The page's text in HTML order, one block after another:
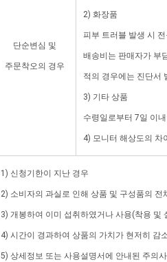
단순변심 및
주문착오의 경우
2) 화장품
피부 트러블 발생 시
배송비는 판매자가 부
적의 경우에는 진단서
3) 기타 상품
수령일로부터 7일 이
4) 모니터 해상도의 차
1) 신청기한이 지난 경우
2) 소비자의 과실로 인해 상품 및 구성품의
3) 개봉하여 이미 섭취하였거나 사용(착용 및
4) 시간이 경과하여 상품의 가치가 현저히 감
5) 상세정보 또는 사용설명서에 안내된 주의